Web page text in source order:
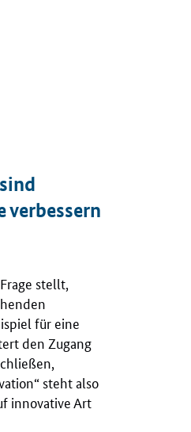
stellt,
für eine
den Zugang
steht also
innovative Art